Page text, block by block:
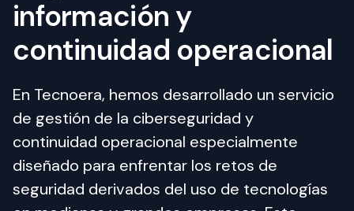
información y
continuidad operacional
En Tecnoera, hemos desarrollado un servicio
de gestión de la ciberseguridad y
continuidad operacional especialmente
diseñado para enfrentar los retos de
seguridad derivados del uso de tecnologías